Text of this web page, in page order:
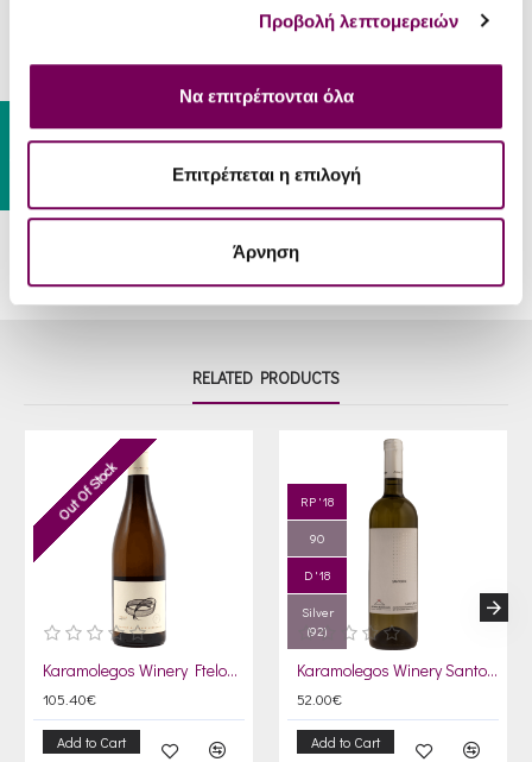
Προβολή λεπτομερειών
Να επιτρέπονται όλα
Επιτρέπεται η επιλογή
Άρνηση
SERVING
Food-
Shellfish, seafood, grilled fish, green
salads and Mediterranean dishes.
Serve
8 - 10 °C
RELATED PRODUCTS
Out Of Stock
Karamolegos Winery Ftelos 2017
105.40€
Add to Cart
RP '18
90
D '18
Silver
(92)
Karamolegos Winery Santorini 2019
52.00€
Add to Cart
Gift Card